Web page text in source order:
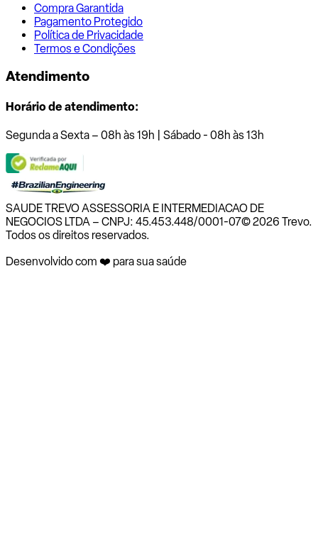
Compra Garantida
Pagamento Protegido
Política de Privacidade
Termos e Condições
Atendimento
Horário de atendimento:
Segunda a Sexta – 08h às 19h | Sábado - 08h às 13h
SAUDE TREVO ASSESSORIA E INTERMEDIACAO DE
NEGOCIOS LTDA – CNPJ: 45.453.448/0001-07© 2026 Trevo.
Todos os direitos reservados.
Desenvolvido com ❤️ para sua saúde